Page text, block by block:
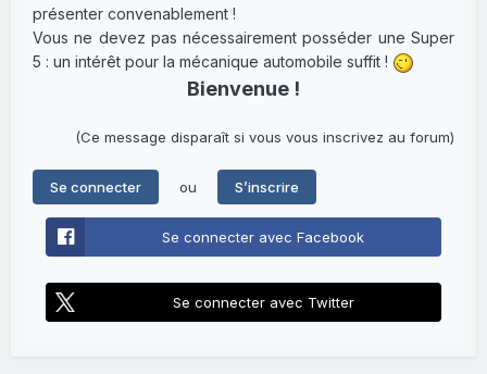
présenter convenablement !
Vous ne devez pas nécessairement posséder une Super
5 : un intérêt pour la mécanique automobile suffit !
Bienvenue !
(Ce message disparaît si vous vous inscrivez au forum)
Se connecter ou S’inscrire
Se connecter avec Facebook
Se connecter avec Twitter